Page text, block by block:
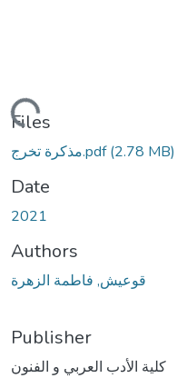
Loading...
Files
مذكرة تخرج.pdf(2.78 MB)
Date
2021
Authors
قوعيش, فاطمة الزهرة
Publisher
كلية الأدب العربي و الفنون